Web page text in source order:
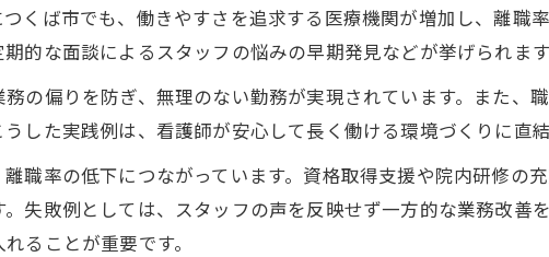
護師が中長期的に活躍できる道を考える
で長く働き続ける看護師の条件とは
護師が注目すべき職場環境と福利厚生とは
護師にとって働きやすい勤務体制の特徴
くば市でも、働きやすさを追求する医療機関が増加し、離職
的な面談によるスタッフの悩みの早期発見などが挙げられます
の偏りを防ぎ、無理のない勤務が実現されています。また、
した実践例は、看護師が安心して長く働ける環境づくりに直結
職率の低下につながっています。資格取得支援や院内研修の
失敗例としては、スタッフの声を反映せず一方的な業務改善
ることが重要です。